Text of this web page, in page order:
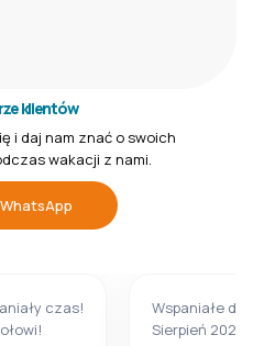
klientów
i daj nam znać o swoich
wakacji z nami.
czas!
Wspaniałe
Sierpień 2024